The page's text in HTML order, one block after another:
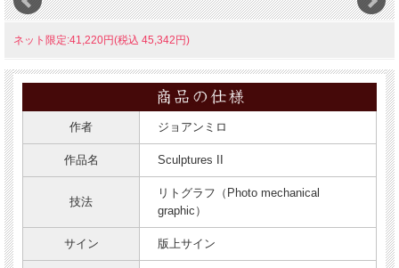
ネット限定:41,220円(税込 45,342円)
作者 ジョアンミロ
作品名 Sculptures II
技法
リトグラフ（Photo mechanical
graphic）
サイン 版上サイン